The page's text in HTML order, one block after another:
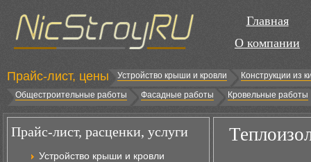
Главная
О компании
Прайс-лист, цены Устройство крыши и кровли
Конструкции из
Общестроительные работы
Фасадные работы Кровельные работы
Прайс-лист, расценки, услуги
Устройство крыши и кровли